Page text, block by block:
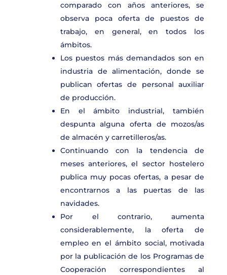
comparado con años anteriores, se
observa poca oferta de puestos de
trabajo, en general, en todos los
ámbitos.
Los puestos más demandados son en
industria de alimentación, donde se
publican ofertas de personal auxiliar
de producción.
En el ámbito industrial, también
despunta alguna oferta de mozos/as
de almacén y carretilleros/as.
Continuando con la tendencia de
meses anteriores, el sector hostelero
publica muy pocas ofertas, a pesar de
encontrarnos a las puertas de las
navidades.
Por el contrario, aumenta
considerablemente, la oferta de
empleo en el ámbito social, motivada
por la publicación de los Programas de
Cooperación correspondientes al